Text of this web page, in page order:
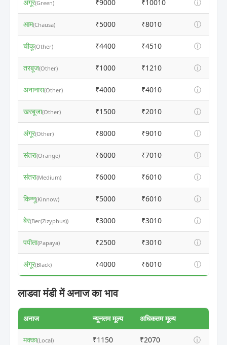
अंगूर(Green) ₹9000 ₹10010 ⓘ
आम(Chausa) ₹5000 ₹8010 ⓘ
चीकू(Other) ₹4400 ₹4510 ⓘ
तरबूज(Other) ₹1000 ₹1210 ⓘ
अनानास(Other) ₹4000 ₹4010 ⓘ
खरबूजा(Other) ₹1500 ₹2010 ⓘ
अंगूर(Other) ₹8000 ₹9010 ⓘ
संतरा(Orange) ₹6000 ₹7010 ⓘ
संतरा(Medium) ₹6000 ₹6010 ⓘ
किन्नू(Kinnow) ₹5000 ₹6010 ⓘ
बेर(Ber(Zizyphus)) ₹3000 ₹3010 ⓘ
पपीता(Papaya) ₹2500 ₹3010 ⓘ
अंगूर(Black) ₹4000 ₹6010 ⓘ
लाडवा मंडी में अनाज का भाव
अनाज न्यूनतम मूल्य अधिकतम मूल्य
मक्का(Local) ₹1150 ₹2070 ⓘ